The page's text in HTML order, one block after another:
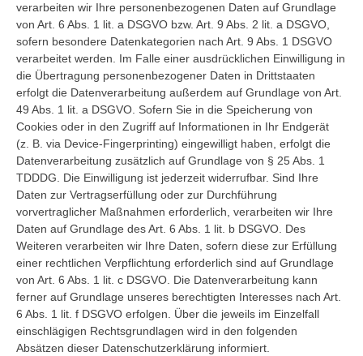
verarbeiten wir Ihre personenbezogenen Daten auf Grundlage
von Art. 6 Abs. 1 lit. a DSGVO bzw. Art. 9 Abs. 2 lit. a DSGVO,
sofern besondere Datenkategorien nach Art. 9 Abs. 1 DSGVO
verarbeitet werden. Im Falle einer ausdrücklichen Einwilligung in
die Übertragung personenbezogener Daten in Drittstaaten
erfolgt die Datenverarbeitung außerdem auf Grundlage von Art.
49 Abs. 1 lit. a DSGVO. Sofern Sie in die Speicherung von
Cookies oder in den Zugriff auf Informationen in Ihr Endgerät
(z. B. via Device-Fingerprinting) eingewilligt haben, erfolgt die
Datenverarbeitung zusätzlich auf Grundlage von § 25 Abs. 1
TDDDG. Die Einwilligung ist jederzeit widerrufbar. Sind Ihre
Daten zur Vertragserfüllung oder zur Durchführung
vorvertraglicher Maßnahmen erforderlich, verarbeiten wir Ihre
Daten auf Grundlage des Art. 6 Abs. 1 lit. b DSGVO. Des
Weiteren verarbeiten wir Ihre Daten, sofern diese zur Erfüllung
einer rechtlichen Verpflichtung erforderlich sind auf Grundlage
von Art. 6 Abs. 1 lit. c DSGVO. Die Datenverarbeitung kann
ferner auf Grundlage unseres berechtigten Interesses nach Art.
6 Abs. 1 lit. f DSGVO erfolgen. Über die jeweils im Einzelfall
einschlägigen Rechtsgrundlagen wird in den folgenden
Absätzen dieser Datenschutzerklärung informiert.